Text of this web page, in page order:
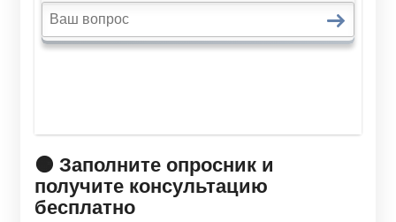
🟠 Заполните опросник и
получите консультацию
бесплатно